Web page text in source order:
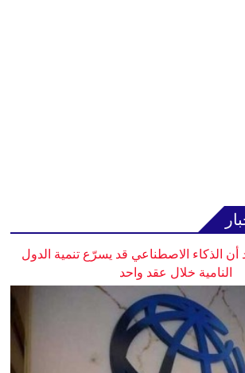
أن الذكاء الاصطناعي قد يسرّع تنمية الدول
النامية خلال عقد واحد